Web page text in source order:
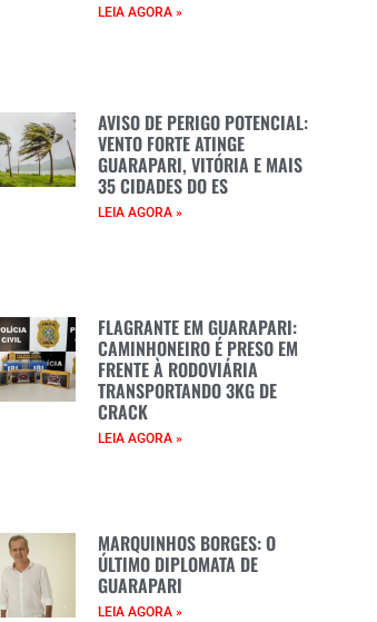
LEIA AGORA »
AVISO DE PERIGO POTENCIAL:
VENTO FORTE ATINGE
GUARAPARI, VITÓRIA E MAIS
35 CIDADES DO ES
LEIA AGORA »
FLAGRANTE EM GUARAPARI:
CAMINHONEIRO É PRESO EM
FRENTE À RODOVIÁRIA
TRANSPORTANDO 3KG DE
CRACK
LEIA AGORA »
MARQUINHOS BORGES: O
ÚLTIMO DIPLOMATA DE
GUARAPARI
LEIA AGORA »